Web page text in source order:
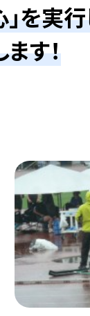
を実行
す！